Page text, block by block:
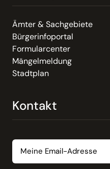
Ämter & Sachgebiete
Bürgerinfoportal
Formularcenter
Mängelmeldung
Stadtplan
Kontakt